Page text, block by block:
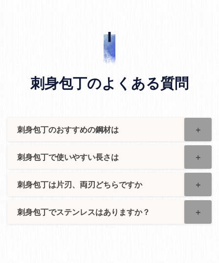
刺身包丁のよくある質問
刺身包丁のおすすめの鋼材は
刺身包丁で使いやすい長さは
刺身包丁は片刃、両刃どちらですか
刺身包丁でステンレスはありますか？